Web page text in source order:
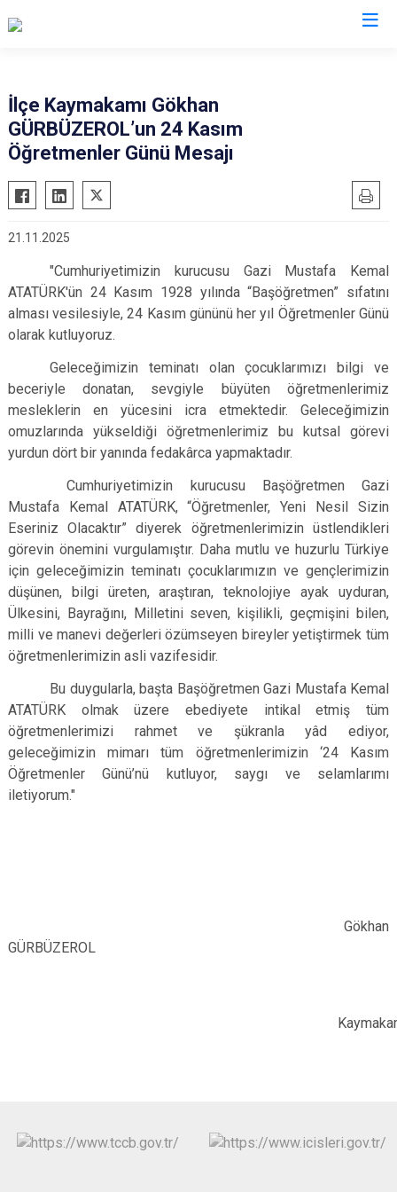
Çerkezköy
Çorlu
Hayrabolu
Saray
Şarköy
İlçe Kaymakamı Gökhan
GÜRBÜZEROL’un 24 Kasım
Öğretmenler Günü Mesajı
21.11.2025
"Cumhuriyetimizin kurucusu Gazi Mustafa Kemal
ATATÜRK'ün 24 Kasım 1928 yılında “Başöğretmen” sıfatını
alması vesilesiyle, 24 Kasım gününü her yıl Öğretmenler Günü
olarak kutluyoruz.
Geleceğimizin teminatı olan çocuklarımızı bilgi ve
beceriyle donatan, sevgiyle büyüten öğretmenlerimiz
mesleklerin en yücesini icra etmektedir. Geleceğimizin
omuzlarında yükseldiği öğretmenlerimiz bu kutsal görevi
yurdun dört bir yanında fedakârca yapmaktadır.
Cumhuriyetimizin kurucusu Başöğretmen Gazi
Mustafa Kemal ATATÜRK, “Öğretmenler, Yeni Nesil Sizin
Eseriniz Olacaktır” diyerek öğretmenlerimizin üstlendikleri
görevin önemini vurgulamıştır. Daha mutlu ve huzurlu Türkiye
için geleceğimizin teminatı çocuklarımızın ve gençlerimizin
düşünen, bilgi üreten, araştıran, teknolojiye ayak uyduran,
Ülkesini, Bayrağını, Milletini seven, kişilikli, geçmişini bilen,
milli ve manevi değerleri özümseyen bireyler yetiştirmek tüm
öğretmenlerimizin asli vazifesidir.
Bu duygularla, başta Başöğretmen Gazi Mustafa Kemal
ATATÜRK olmak üzere ebediyete intikal etmiş tüm
öğretmenlerimizi rahmet ve şükranla yâd ediyor,
geleceğimizin mimarı tüm öğretmenlerimizin ‘24 Kasım
Öğretmenler Günü’nü kutluyor, saygı ve selamlarımı
iletiyorum."
Gökhan
GÜRBÜZEROL